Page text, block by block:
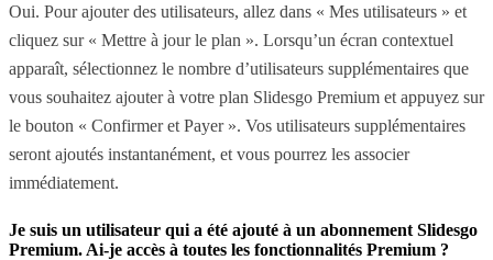
Oui. Pour ajouter des utilisateurs, allez dans « Mes utilisateurs » et
cliquez sur « Mettre à jour le plan ». Lorsqu’un écran contextuel
apparaît, sélectionnez le nombre d’utilisateurs supplémentaires que
vous souhaitez ajouter à votre plan Slidesgo Premium et appuyez sur
le bouton « Confirmer et Payer ». Vos utilisateurs supplémentaires
seront ajoutés instantanément, et vous pourrez les associer
immédiatement.
Je suis un utilisateur qui a été ajouté à un abonnement Slidesgo
Premium. Ai-je accès à toutes les fonctionnalités Premium ?